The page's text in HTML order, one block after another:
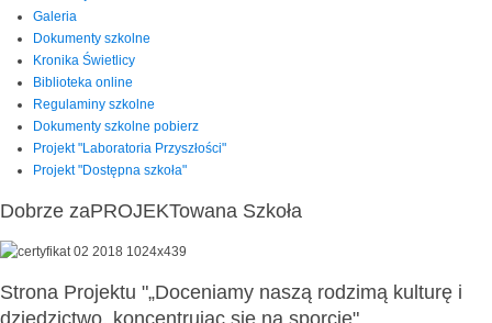
Galeria
Dokumenty szkolne
Kronika Świetlicy
Biblioteka online
Regulaminy szkolne
Dokumenty szkolne pobierz
Projekt "Laboratoria Przyszłości"
Projekt "Dostępna szkoła"
Dobrze zaPROJEKTowana Szkoła
Strona Projektu "„Doceniamy naszą rodzimą kulturę i